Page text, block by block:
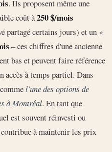
. Ils proposent même une
coût à250 $/mois
partagé certains jours) et un «
– ces chiffres d'une ancienne
bas et peuvent faire référence
accès à temps partiel. Dans
l'une des options de
à Montréal. En tant que
est souvent réinvesti ou
à maintenir les prix